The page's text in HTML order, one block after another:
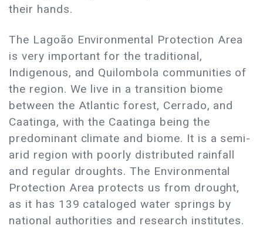
their hands.
The Lagoão Environmental Protection Area
is very important for the traditional,
Indigenous, and Quilombola communities of
the region. We live in a transition biome
between the Atlantic forest, Cerrado, and
Caatinga, with the Caatinga being the
predominant climate and biome. It is a semi-
arid region with poorly distributed rainfall
and regular droughts. The Environmental
Protection Area protects us from drought,
as it has 139 cataloged water springs by
national authorities and research institutes.